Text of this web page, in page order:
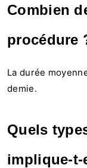
Combien
procédure
La durée
demie.
Quels
implique-t-